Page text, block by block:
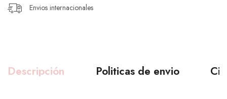
Envios internacionales
Descripción Politicas de envio